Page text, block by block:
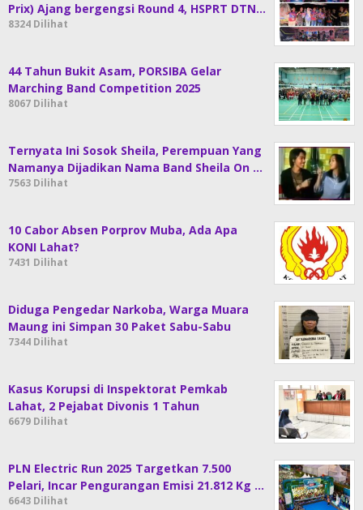
Prix) Ajang bergengsi Round 4, HSPRT DTN…
8324 Dilihat
44 Tahun Bukit Asam, PORSIBA Gelar
Marching Band Competition 2025
8067 Dilihat
Ternyata Ini Sosok Sheila, Perempuan Yang
Namanya Dijadikan Nama Band Sheila On …
7563 Dilihat
10 Cabor Absen Porprov Muba, Ada Apa
KONI Lahat?
7431 Dilihat
Diduga Pengedar Narkoba, Warga Muara
Maung ini Simpan 30 Paket Sabu-Sabu
7344 Dilihat
Kasus Korupsi di Inspektorat Pemkab
Lahat, 2 Pejabat Divonis 1 Tahun
6679 Dilihat
PLN Electric Run 2025 Targetkan 7.500
Pelari, Incar Pengurangan Emisi 21.812 Kg …
6643 Dilihat